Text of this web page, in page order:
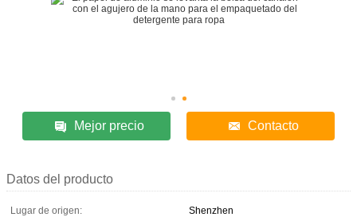
Mejor precio Contacto
Datos del producto
Lugar de origen:
Shenzhen